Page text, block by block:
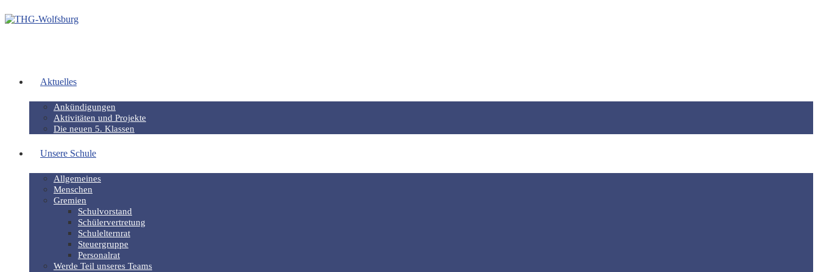
Aktuelles
Ankündigungen
Aktivitäten und Projekte
Die neuen 5. Klassen
Unsere Schule
Allgemeines
Menschen
Gremien
Schulvorstand
Schülervertretung
Schulelternrat
Steuergruppe
Personalrat
Werde Teil unseres Teams